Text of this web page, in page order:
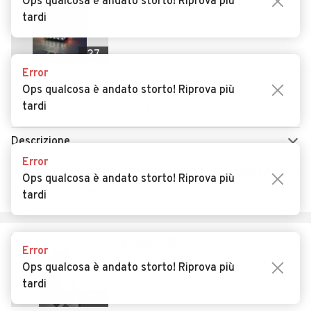
27
Usato Settembre 2007
900.000 km
0 CV (0 KW)
Descrizione
Fiumicino (RM)
Daf xf 530 20/21 ADR totale
tardi
Error
Ops qualcosa è andato storto! Riprova più
tardi
Error
Ops qualcosa è andato storto! Riprova più
tardi
Error
Ops qualcosa è andato storto! Riprova più
tardi